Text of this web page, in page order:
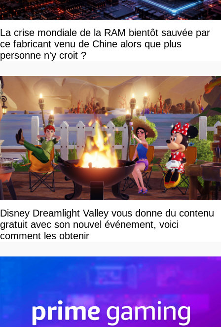
La crise mondiale de la RAM bientôt sauvée par
ce fabricant venu de Chine alors que plus
personne n'y croit ?
Disney Dreamlight Valley vous donne du contenu
gratuit avec son nouvel événement, voici
comment les obtenir